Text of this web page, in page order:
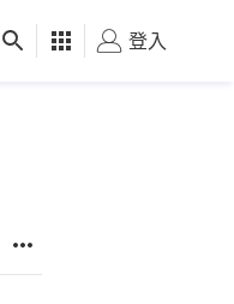
健康 好食玩飛
登入